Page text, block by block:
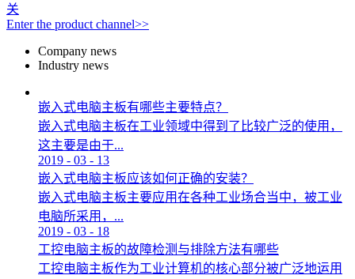
关
Enter the product channel>>
Company news
Industry news
嵌入式电脑主板有哪些主要特点？
嵌入式电脑主板在工业领域中得到了比较广泛的使用，
这主要是由于...
2019 - 03 - 13
嵌入式电脑主板应该如何正确的安装？
嵌入式电脑主板主要应用在各种工业场合当中，被工业
电脑所采用，...
2019 - 03 - 18
工控电脑主板的故障检测与排除方法有哪些
工控电脑主板作为工业计算机的核心部分被广泛地运用